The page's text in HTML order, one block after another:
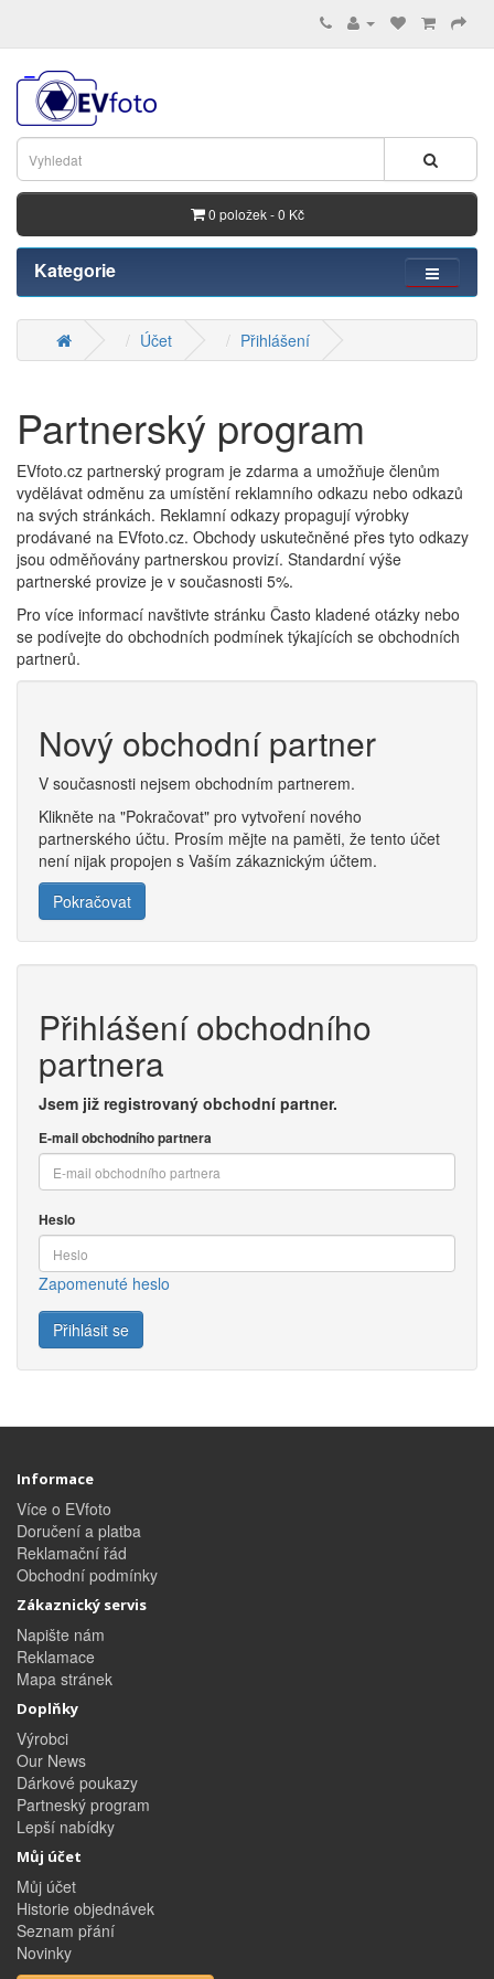
0 položek - 0 Kč
Kategorie
Účet Přihlášení
Partnerský program
EVfoto.cz partnerský program je zdarma a umožňuje členům
vydělávat odměnu za umístění reklamního odkazu nebo odkazů
na svých stránkách. Reklamní odkazy propagují výrobky
prodávané na EVfoto.cz. Obchody uskutečněné přes tyto odkazy
jsou odměňovány partnerskou provizí. Standardní výše
partnerské provize je v současnosti 5%.
Pro více informací navštivte stránku Často kladené otázky nebo
se podívejte do obchodních podmínek týkajících se obchodních
partnerů.
Nový obchodní partner
V současnosti nejsem obchodním partnerem.
Klikněte na "Pokračovat" pro vytvoření nového
partnerského účtu. Prosím mějte na paměti, že tento účet
není nijak propojen s Vaším zákaznickým účtem.
Pokračovat
Přihlášení obchodního
partnera
Jsem již registrovaný obchodní partner.
E-mail obchodního partnera
Heslo
Zapomenuté heslo
Informace
Více o EVfoto
Doručení a platba
Reklamační řád
Obchodní podmínky
Zákaznický servis
Napište nám
Reklamace
Mapa stránek
Doplňky
Výrobci
Our News
Dárkové poukazy
Partneský program
Lepší nabídky
Můj účet
Můj účet
Historie objednávek
Seznam přání
Novinky